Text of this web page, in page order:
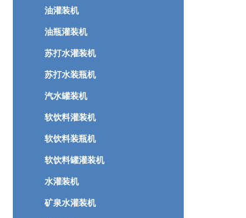
油灌装机
油瓶灌装机
苏打水灌装机
苏打水装瓶机
汽水罐装机
软饮料灌装机
软饮料装瓶机
软饮料罐灌装机
水灌装机
矿泉水灌装机